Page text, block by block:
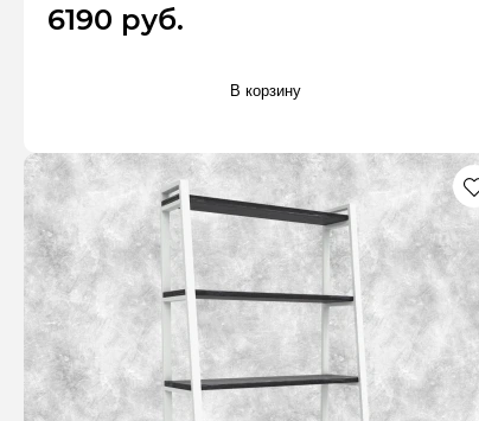
6190 руб.
В корзину